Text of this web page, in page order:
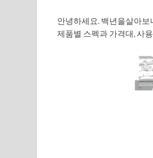
안녕하세요. 백년을살아보
제품별 스펙과 가격대, 사